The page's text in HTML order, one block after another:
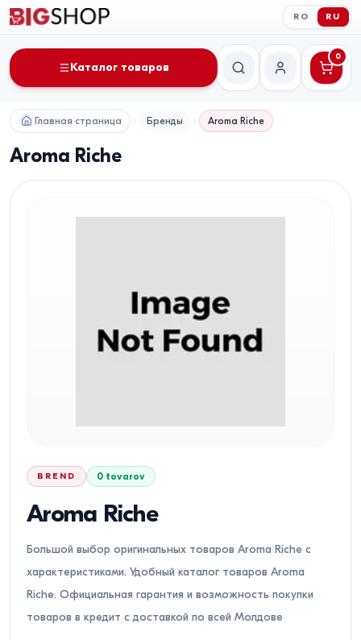
RO RU
Каталог товаров
Поиск Мой аккаунт
0
Главная страница Бренды Aroma Riche
Aroma Riche
BREND 0 tovarov
Aroma Riche
Большой выбор оригинальных товаров Aroma Riche с
характеристиками. Удобный каталог товаров Aroma
Riche. Официальная гарантия и возможность покупки
товаров в кредит с доставкой по всей Молдове